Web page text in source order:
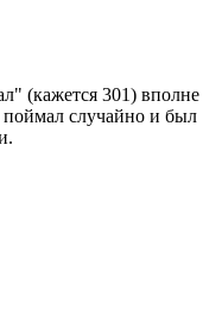
(кажется 301) вполне
случайно и был